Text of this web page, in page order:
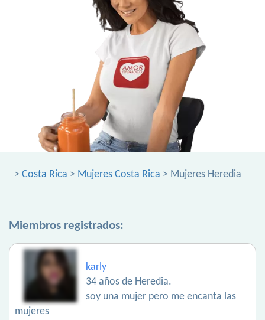
> Costa Rica > Mujeres Costa Rica > Mujeres Heredia
Miembros registrados:
karly
34 años de Heredia.
soy una mujer pero me encanta las
mujeres